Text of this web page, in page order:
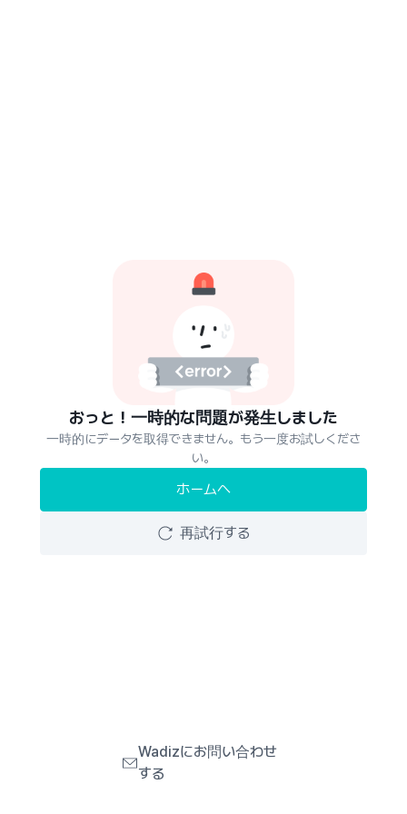
おっと！一時的な問題が発生しました
一時的にデータを取得できません。もう一度お試しくださ
い。
ホームへ
再試行する
Wadizにお問い合わせ
する